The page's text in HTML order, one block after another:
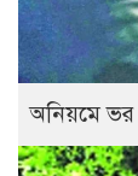
অনিয়মে ভর